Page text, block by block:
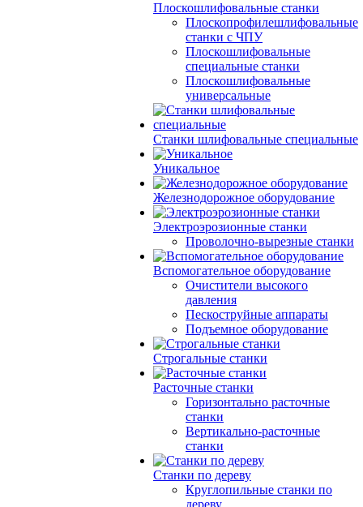
Плоскошлифовальные станки
Плоскопрофилешлифовальные
станки с ЧПУ
Плоскошлифовальные
специальные станки
Плоскошлифовальные
универсальные
Станки шлифовальные специальные
Уникальное
Железнодорожное оборудование
Электроэрозионные станки
Проволочно-вырезные станки
Вспомогательное оборудование
Очистители высокого
давления
Пескоструйные аппараты
Подъемное оборудование
Строгальные станки
Расточные станки
Горизонтально расточные
станки
Вертикально-расточные
станки
Станки по дереву
Круглопильные станки по
дереву